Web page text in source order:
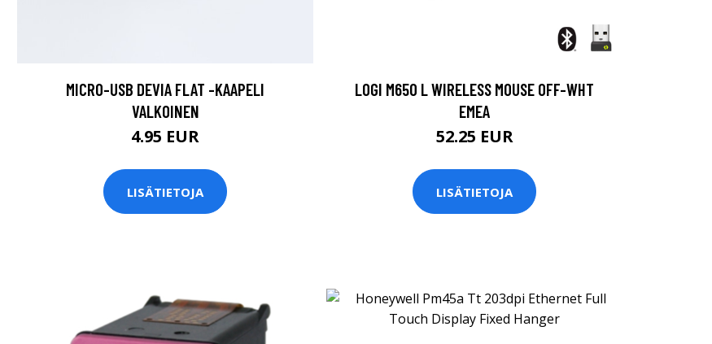
MICRO-USB DEVIA FLAT -KAAPELI
VALKOINEN
4.95 EUR
LISÄTIETOJA
LOGI M650 L WIRELESS MOUSE OFF-WHT
EMEA
52.25 EUR
LISÄTIETOJA